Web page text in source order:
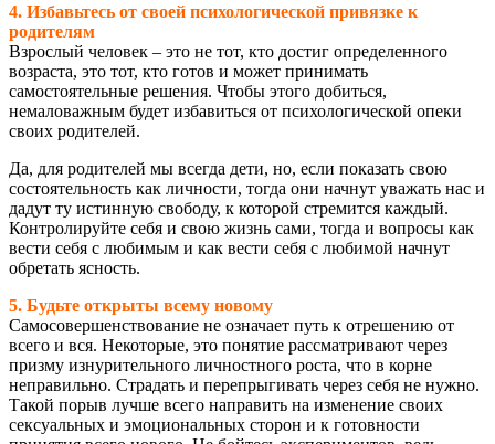
4. Избавьтесь от своей психологической привязке к
родителям
Взрослый человек – это не тот, кто достиг определенного
возраста, это тот, кто готов и может принимать
самостоятельные решения. Чтобы этого добиться,
немаловажным будет избавиться от психологической опеки
своих родителей.
Да, для родителей мы всегда дети, но, если показать свою
состоятельность как личности, тогда они начнут уважать нас и
дадут ту истинную свободу, к которой стремится каждый.
Контролируйте себя и свою жизнь сами, тогда и вопросы как
вести себя с любимым и как вести себя с любимой начнут
обретать ясность.
5. Будьте открыты всему новому
Самосовершенствование не означает путь к отрешению от
всего и вся. Некоторые, это понятие рассматривают через
призму изнурительного личностного роста, что в корне
неправильно. Страдать и перепрыгивать через себя не нужно.
Такой порыв лучше всего направить на изменение своих
сексуальных и эмоциональных сторон и к готовности